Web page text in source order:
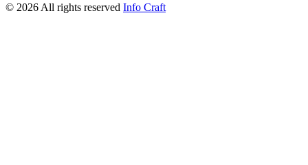
© 2026 All rights reserved Info Craft